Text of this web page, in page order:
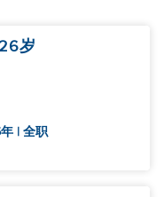
岁
| 全职